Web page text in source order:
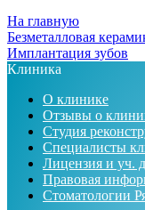
На главную
Безметалловая
Имплантация зубов
Клиника
О клинике
Отзывы о
Студия
Специалисты
Лицензия и уч.
Правовая
Стоматологии